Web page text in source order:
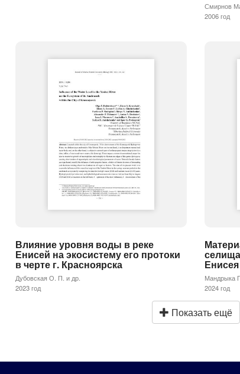
Смирнов
2006 год
Влияние уровня воды в реке
Енисей на экосистему его протоки
в черте г. Красноярска
Дубовская О. П. и др.
2023 год
Енисея
Мандрыка
2024 год
Показать ещё